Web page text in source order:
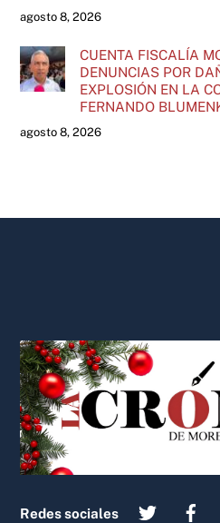
agosto 8, 2026
CUENTA FISCALÍA
DENUNCIAS POR
EXPLOSIÓN EN LA
FERNANDO
agosto 8, 2026
To
Redes sociales